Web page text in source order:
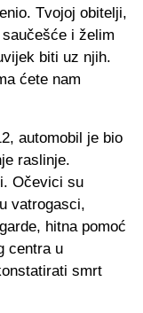
Tvojoj obitelji,
i želim
biti uz njih.
ćete nam
automobil je bio
raslinje.
Očevici su
vatrogasci,
hitna pomoć
centra u
smrt